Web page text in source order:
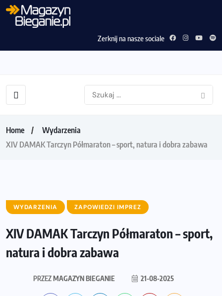
Zerknij na nasze sociale
Home
Wydarzenia
XIV DAMAK Tarczyn Półmaraton – sport, natura i dobra zabawa
WYDARZENIA ZAPOWIEDZI IMPREZ
XIV DAMAK Tarczyn Półmaraton – sport,
natura i dobra zabawa
PRZEZMAGAZYN BIEGANIE 21-08-2025